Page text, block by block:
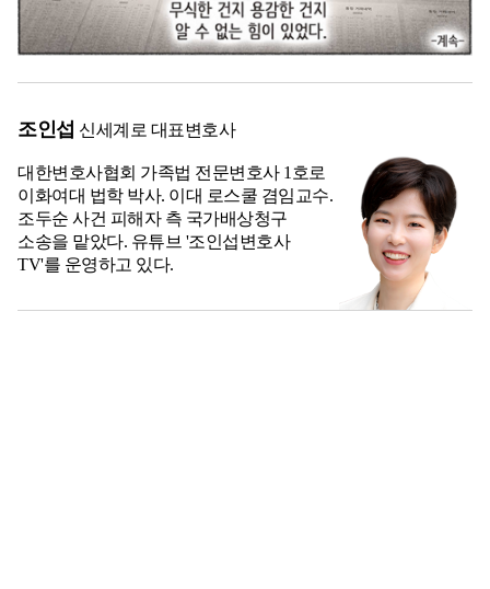
조인섭 신세계로 대표변호사
대한변호사협회 가족법 전문변호사 1호로
이화여대 법학 박사. 이대 로스쿨 겸임교수.
조두순 사건 피해자 측 국가배상청구
소송을 맡았다. 유튜브 '조인섭변호사
TV'를 운영하고 있다.